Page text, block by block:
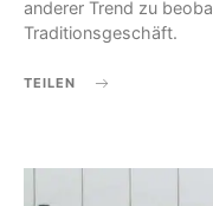
anderer Trend zu
Traditionsgeschäft.
TEILEN